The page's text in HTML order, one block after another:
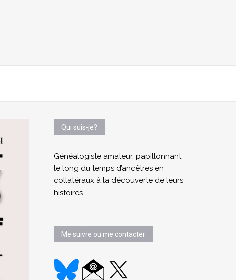
Qui suis-je?
Généalogiste amateur, papillonnant
le long du temps d’ancêtres en
collatéraux à la découverte de leurs
histoires.
Me suivre ou me contacter